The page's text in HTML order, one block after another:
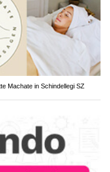
Machate in Schindellegi SZ